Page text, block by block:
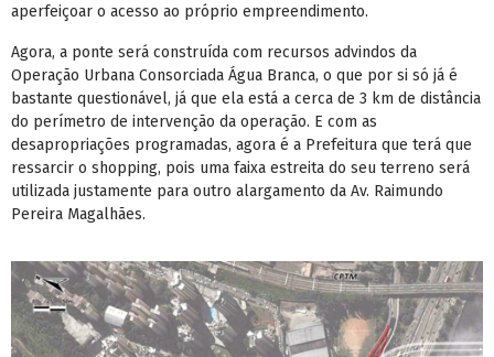
aperfeiçoar o acesso ao próprio empreendimento.
Agora, a ponte será construída com recursos advindos da
Operação Urbana Consorciada Água Branca, o que por si só já é
bastante questionável, já que ela está a cerca de 3 km de distância
do perímetro de intervenção da operação. E com as
desapropriações programadas, agora é a Prefeitura que terá que
ressarcir o shopping, pois uma faixa estreita do seu terreno será
utilizada justamente para outro alargamento da Av. Raimundo
Pereira Magalhães.